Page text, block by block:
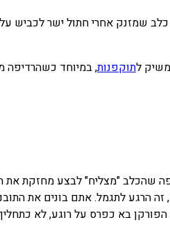
שמזנק אחרי חתול ישר לכביש
לתוקפנות, במיוחד כשהרדיפה
שהכלב "מצליח" לבצע מחזקת את
זה הרגע לתגמל. אתם בונים את
בא כפרס על רוגע, לא